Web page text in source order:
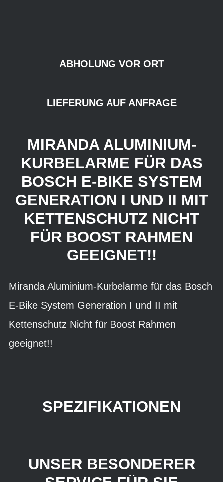
ABHOLUNG VOR ORT
LIEFERUNG AUF ANFRAGE
MIRANDA ALUMINIUM-
KURBELARME FÜR DAS
BOSCH E-BIKE SYSTEM
GENERATION I UND II MIT
KETTENSCHUTZ NICHT
FÜR BOOST RAHMEN
GEEIGNET!!
Miranda Aluminium-Kurbelarme für das Bosch
E-Bike System Generation I und II mit
Kettenschutz Nicht für Boost Rahmen
geeignet!!
SPEZIFIKATIONEN
UNSER BESONDERER